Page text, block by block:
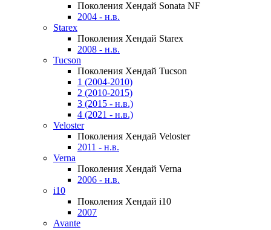
Поколения Хендай Sonata NF
2004 - н.в.
Starex
Поколения Хендай Starex
2008 - н.в.
Tucson
Поколения Хендай Tucson
1 (2004-2010)
2 (2010-2015)
3 (2015 - н.в.)
4 (2021 - н.в.)
Veloster
Поколения Хендай Veloster
2011 - н.в.
Verna
Поколения Хендай Verna
2006 - н.в.
i10
Поколения Хендай i10
2007
Avante